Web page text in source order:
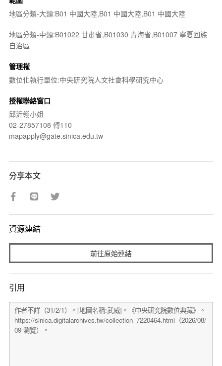
地區分類-大類:B01 中國大陸,B01 中國大陸,B01 中國大陸
地區分類-中類:B01022 甘肅省,B01030 青海省,B01007 寧夏回族
自治區
管理權
數位化執行單位:中央研究院人文社會科學研究中心
授權聯絡窗口
邱沂翎小姐
02-27857108 轉110
mapapply@gate.sinica.edu.tw
分享本文
資源連結
前往原始連結
引用